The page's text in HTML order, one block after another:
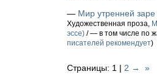
— Мир утренней заре
Художественная проза,
эссе) / — в том числе по
писателей рекомендует)
Страницы: 1 | 2 → »